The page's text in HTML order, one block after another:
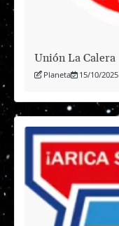
Unión La Calera
Planeta 15/10/2025